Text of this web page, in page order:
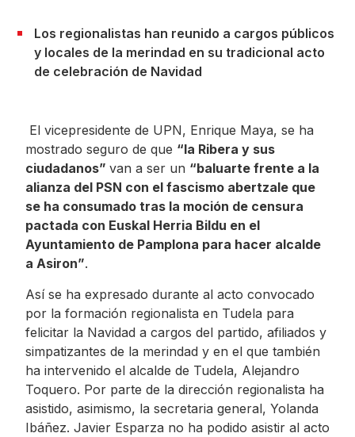
Los regionalistas han reunido a cargos públicos
y locales de la merindad en su tradicional acto
de celebración de Navidad
El vicepresidente de UPN, Enrique Maya, se ha
mostrado seguro de que “la Ribera y sus
ciudadanos” van a ser un “baluarte frente a la
alianza del PSN con el fascismo abertzale que
se ha consumado tras la moción de censura
pactada con Euskal Herria Bildu en el
Ayuntamiento de Pamplona para hacer alcalde
a Asiron”.
Así se ha expresado durante al acto convocado
por la formación regionalista en Tudela para
felicitar la Navidad a cargos del partido, afiliados y
simpatizantes de la merindad y en el que también
ha intervenido el alcalde de Tudela, Alejandro
Toquero. Por parte de la dirección regionalista ha
asistido, asimismo, la secretaria general, Yolanda
Ibáñez. Javier Esparza no ha podido asistir al acto